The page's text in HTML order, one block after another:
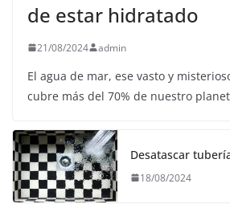
de estar hidratado
21/08/2024 admin
El agua de mar, ese vasto y
cubre más del 70% de nuestro
Desatascar
18/08/2024